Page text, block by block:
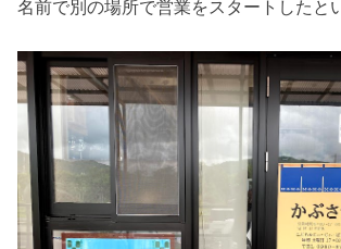
名前で別の場所で営業をスタートしたと